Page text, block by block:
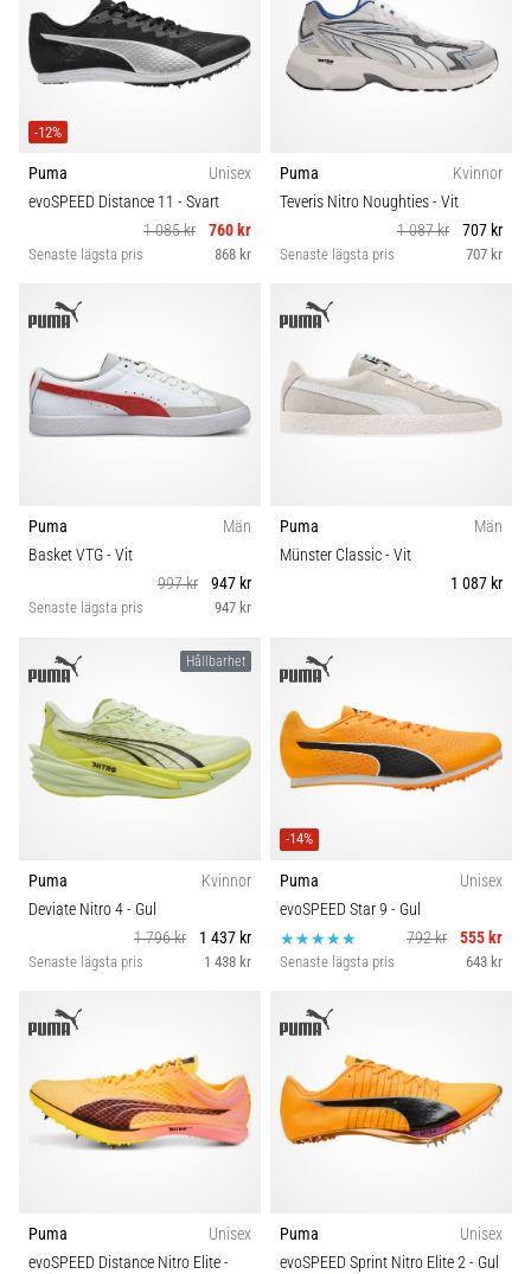
löpning
och
beeptest:
Vad
är
de
och
genomförs
testar
shuttle
run
riktningsförändringar.
Hur
det
var
används
det…
6. 8. 2026
Löparknä:
Orsaker,
och
åtgärder
även
känt
iliotibialbandssyndrom
ett
mycket
Pris
Typ av sko
Kollektion
Underlag
Typ av spiksko
Idrottsgren
Hållbarhet
Komfort och dämpning
Carbon
-12%
Puma
Unisex
evoSPEED Distance 11 - Svart
1 085 kr
760 kr
Senaste lägsta pris 868 kr
Puma
Kvinnor
Teveris Nitro Noughties- Vit
1 087 kr
707 kr
Senaste lägsta pris 707 kr
Puma
Män
Basket VTG- Vit
997 kr
947 kr
Senaste lägsta pris 947 kr
Puma
Män
Münster Classic- Vit
1 087 kr
Hållbarhet
Puma
Kvinnor
Deviate Nitro 4- Gul
1 796 kr
1 437 kr
Senaste lägsta pris 1 438 kr
-14%
Puma
Unisex
evoSPEED Star 9 - Gul
792 kr
555 kr
Senaste lägsta pris 643 kr
Puma
Unisex
evoSPEED Distance Nitro Elite-
Puma
Unisex
evoSPEED Sprint Nitro Elite 2- Gul